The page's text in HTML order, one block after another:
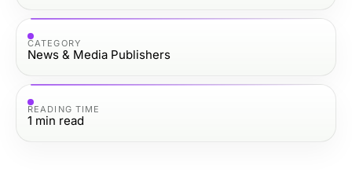
CATEGORY
News & Media Publishers
READING TIME
1 min read